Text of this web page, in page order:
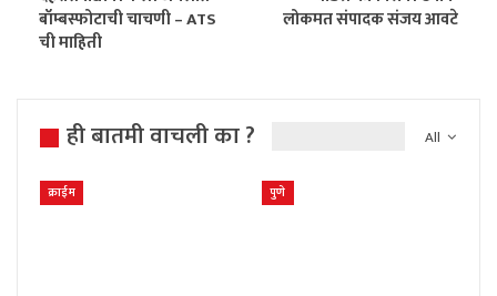
बॉम्बस्फोटाची चाचणी – ATS
ची माहिती
लोकमत संपादक संजय आवटे
All
ही बातमी वाचली का ?
क्राईम पुणे